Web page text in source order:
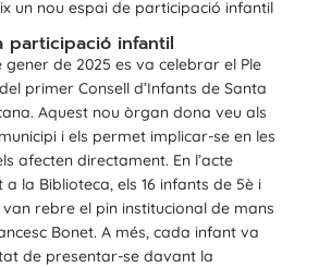
un nou espai de participació infantil
participació infantil
gener de 2025 es va celebrar el Ple
primer Consell d’Infants de Santa
Aquest nou òrgan dona veu als
i els permet implicar-se en les
afecten directament. En l’acte
la Biblioteca, els 16 infants de 5è i
rebre el pin institucional de mans
Bonet. A més, cada infant va
de presentar-se davant la